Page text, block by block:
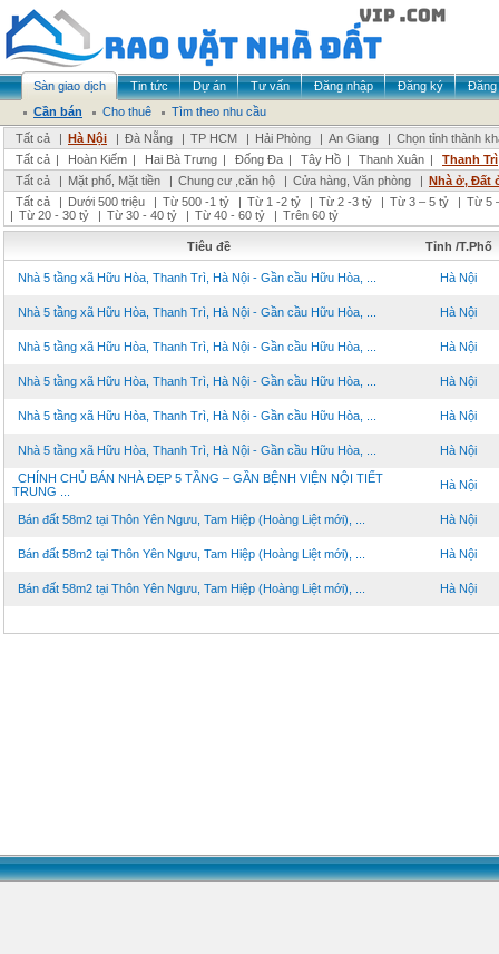
Sàn giao dịch Tin tức Dự án Tư vấn Đăng nhập Đăng ký
Đăng
Cần bán
Cho thuê
Tìm theo nhu cầu
Tất cả
| Hà Nội | Đà Nẵng | TP HCM | Hải Phòng | An Giang | Chọn tỉnh thành
Tất cả | Hoàn Kiếm | Hai Bà Trưng | Đống Đa | Tây Hồ | Thanh Xuân |
Thanh Trì
Tất cả
| Mặt phố, Mặt tiền | Chung cư ,căn hộ | Cửa hàng, Văn phòng | Nhà ở, Đất
Tất cả
| Dưới 500 triệu | Từ 500 -1 tỷ | Từ 1 -2 tỷ | Từ 2 -3 tỷ | Từ 3 – 5 tỷ | Từ 5
| Từ 20 - 30 tỷ | Từ 30 - 40 tỷ | Từ 40 - 60 tỷ | Trên 60 tỷ
Tiêu đề Tỉnh /T.Phố
Nhà 5 tầng xã Hữu Hòa, Thanh Trì, Hà Nội - Gần cầu Hữu Hòa, ... Hà Nội
Nhà 5 tầng xã Hữu Hòa, Thanh Trì, Hà Nội - Gần cầu Hữu Hòa, ... Hà Nội
Nhà 5 tầng xã Hữu Hòa, Thanh Trì, Hà Nội - Gần cầu Hữu Hòa, ... Hà Nội
Nhà 5 tầng xã Hữu Hòa, Thanh Trì, Hà Nội - Gần cầu Hữu Hòa, ... Hà Nội
Nhà 5 tầng xã Hữu Hòa, Thanh Trì, Hà Nội - Gần cầu Hữu Hòa, ... Hà Nội
Nhà 5 tầng xã Hữu Hòa, Thanh Trì, Hà Nội - Gần cầu Hữu Hòa, ... Hà Nội
CHÍNH CHỦ BÁN NHÀ ĐẸP 5 TẦNG – GẦN BỆNH VIỆN NỘI TIẾT
TRUNG ...
Hà Nội
Bán đất 58m2 tại Thôn Yên Ngưu, Tam Hiệp (Hoàng Liệt mới), ... Hà Nội
Bán đất 58m2 tại Thôn Yên Ngưu, Tam Hiệp (Hoàng Liệt mới), ... Hà Nội
Bán đất 58m2 tại Thôn Yên Ngưu, Tam Hiệp (Hoàng Liệt mới), ... Hà Nội